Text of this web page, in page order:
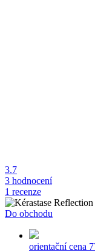
3.7
3 hodnocení
1 recenze
Do obchodu
orientační cena